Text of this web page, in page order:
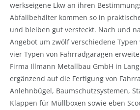
werkseigene Lkw an ihren
Abfallbehälter kommen so in
und bleiben gut versteckt. Nach und
Angebot um zwölf verschiedene
vier Typen von Fahrradgaragen
Firma Illmann Metallbau GmbH in
ergänzend auf die Fertigung von
Anlehnbügel, Baumschutzsystemen,
Klappen für Müllboxen sowie eben